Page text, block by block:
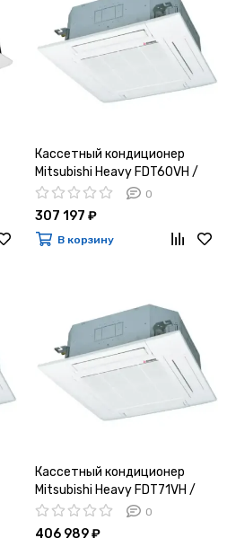
Кассетный кондиционер
Mitsubishi Heavy FDT60VH /
SRC60ZSX-W1
0
307 197 ₽
В корзину
Кассетный кондиционер
Mitsubishi Heavy FDT71VH /
FDC71VNX-W
0
406 989 ₽